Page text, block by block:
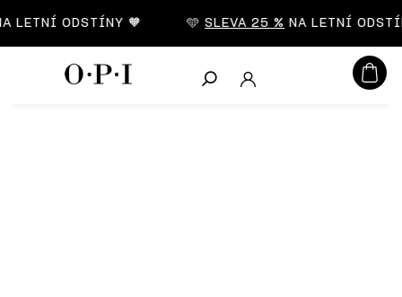
LETNÍ ODSTÍNY 🧡 🩵SLEVA 25 %NA LETNÍ
CZK
Hledat